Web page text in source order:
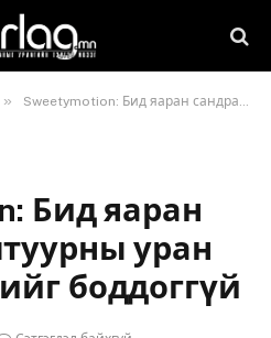
» Sweetymotion: Бид яаран сандран халтуурны уран бүтээл хийхийг боддоггүй
Бид яаран
уран
боддоггүй